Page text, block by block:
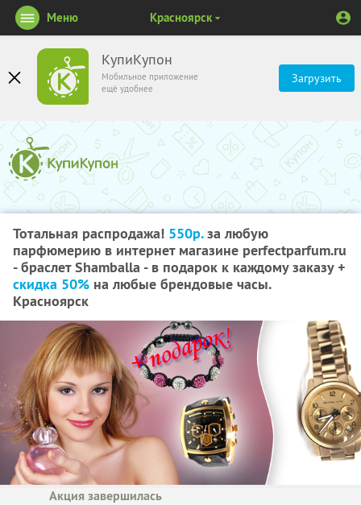
КупиКупон
Мобильное приложение
ещё удобнее
Загрузить
Меню Красноярск
Тотальная распродажа! 550р.за любую
парфюмерию в интернет магазине perfectparfum.ru
- браслет Shamballa - в подарок к каждому заказу +
скидка 50% на любые брендовые часы.
Красноярск
Акция завершилась